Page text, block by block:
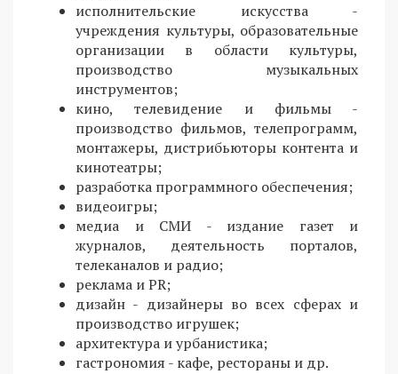
исполнительские искусства -
учреждения культуры, образовательные
организации в области культуры,
производство музыкальных
инструментов;
кино, телевидение и фильмы -
производство фильмов, телепрограмм,
монтажеры, дистрибьюторы контента и
кинотеатры;
разработка программного обеспечения;
видеоигры;
медиа и СМИ - издание газет и
журналов, деятельность порталов,
телеканалов и радио;
реклама и PR;
дизайн - дизайнеры во всех сферах и
производство игрушек;
архитектура и урбанистика;
гастрономия - кафе, рестораны и др.